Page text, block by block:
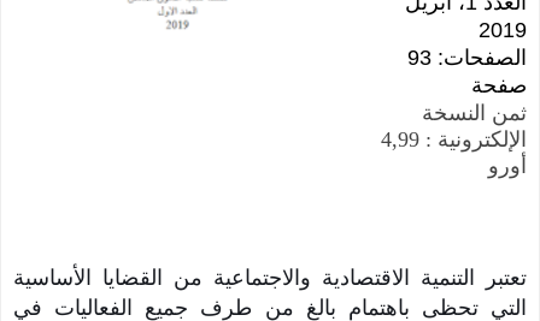
2019
الصفحات: 93
صفحة
ثمن النسخة
أورو
تعتبر التنمية الاقتصادية والاجتماعية من القضايا الأساسية
التي تحظى باهتمام بالغ من طرف جميع الفعاليات في